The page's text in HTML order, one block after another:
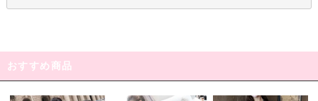
おすすめ商品